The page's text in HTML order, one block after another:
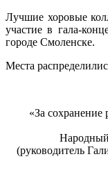
Лучшие хоровые
участие в гала-
городе Смоленске.
Места
«За сохранение
Народный
(руководитель